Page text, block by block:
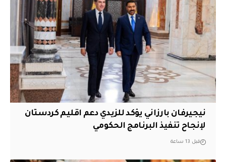
نيجيرفان بارزاني يؤكد للزيدي دعم اقليم ‏كردستان
لإنجاح تنفيذ البرنامج الحكومي
قبل 13 ساعة